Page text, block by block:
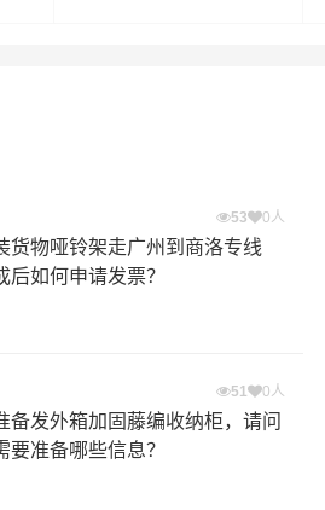
53 0人
货物哑铃架走广州到商洛专线
后如何申请发票？
51 0人
备发外箱加固藤编收纳柜，请问
要准备哪些信息？